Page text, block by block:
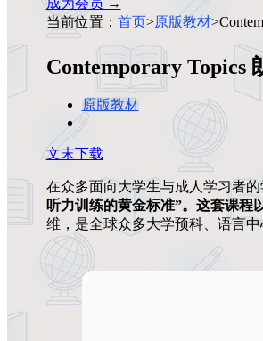
成为会员 →
当前位置： 首页>原版教材>
Contemporary Topics
原版教材
文末下载
在众多面向大学生与成人学习者的
听力训练的黄金标准”。这套课程
维，是全球众多大学预科、语言